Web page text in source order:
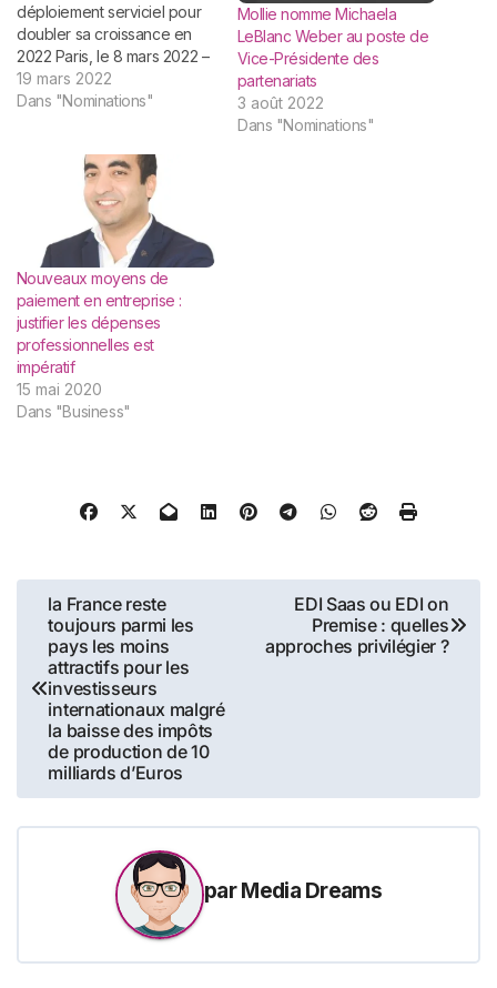
déploiement serviciel pour
doubler sa croissance en
2022 Paris, le 8 mars 2022 –
Garantme, la plateforme
digitale partenaire
jour la nomination d’Artur
Serra au poste de Chef des
Opérations. A travers la
création de ce poste,
l’entreprise qui multiplié par
2 ses effectifs l’an passé,…
19 mars 2022
Dans "Nominations"
Mollie nomme Michaela
LeBlanc Weber au poste de
Vice-Présidente des
partenariats
3 août 2022
Dans "Nominations"
Nouveaux moyens de
paiement en entreprise :
justifier les dépenses
professionnelles est
impératif
15 mai 2020
Dans "Business"
Navigation
l’article
la France reste
toujours parmi les
pays les moins
attractifs pour les
investisseurs
internationaux malgré
la baisse des impôts
de production de 10
milliards d’Euros
EDI Saas ou EDI on
Premise : quelles
approches privilégier ?
parMedia Dreams